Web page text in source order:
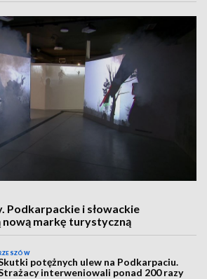
Podkarpackie i słowackie
markę turystyczną
potężnych ulew na Podkarpaciu.
interweniowali ponad 200 razy